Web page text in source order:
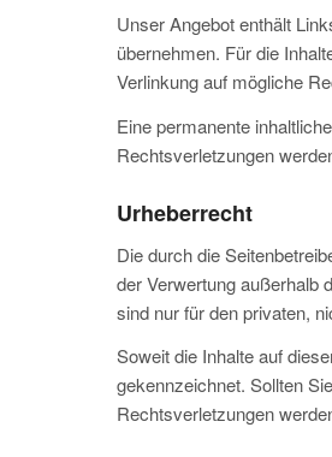
Unser Angebot enthält
übernehmen. Für die
Verlinkung auf mögliche
Eine permanente
Rechtsverletzungen
Urheberrecht
Die durch die
der Verwertung außerhalb
sind nur für den privaten,
Soweit die Inhalte auf
gekennzeichnet. Sollten
Rechtsverletzungen